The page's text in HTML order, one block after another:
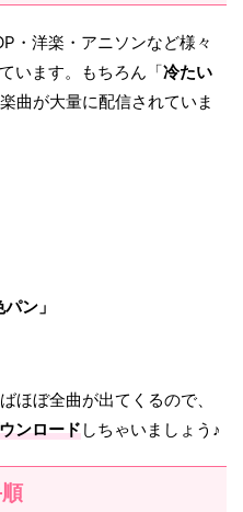
・洋楽・アニソンなど様々
います。もちろん「冷たい
曲が大量に配信されていま
ン」
ほぼ全曲が出てくるので、
ンロードしちゃいましょう♪